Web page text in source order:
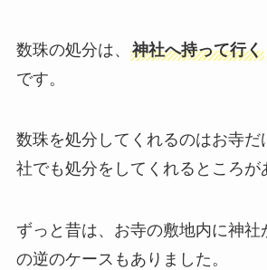
数珠の処分は、 神社へ持って行く
です。
数珠を処分してくれるのはお寺だ
社でも処分をしてくれるところが
ずっと昔は、お寺の敷地内に神社
の逆のケースもありました。